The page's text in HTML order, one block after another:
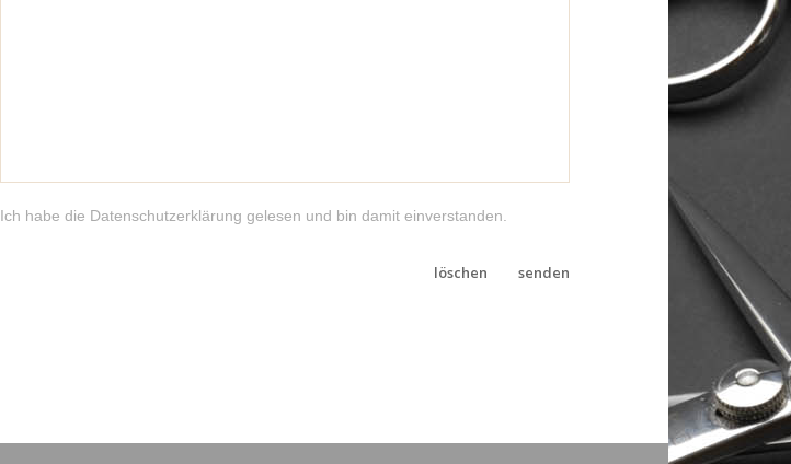
Ich habe die Datenschutzerklärung gelesen und bin damit einverstanden.
löschen senden